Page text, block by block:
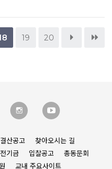
19 20
산공고
찾아오시는 길
기금 입찰공고
총동문회
교내 주요사이트